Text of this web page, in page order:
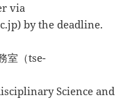
via
by the deadline.
室（tse-
Science and